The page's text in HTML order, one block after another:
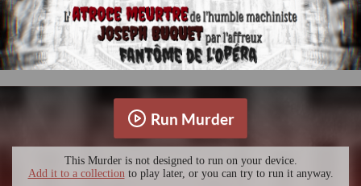
Run Murder
This Murder is not designed to run on your device.
Add it to a collectionto play later, or you can try to run it anyway.